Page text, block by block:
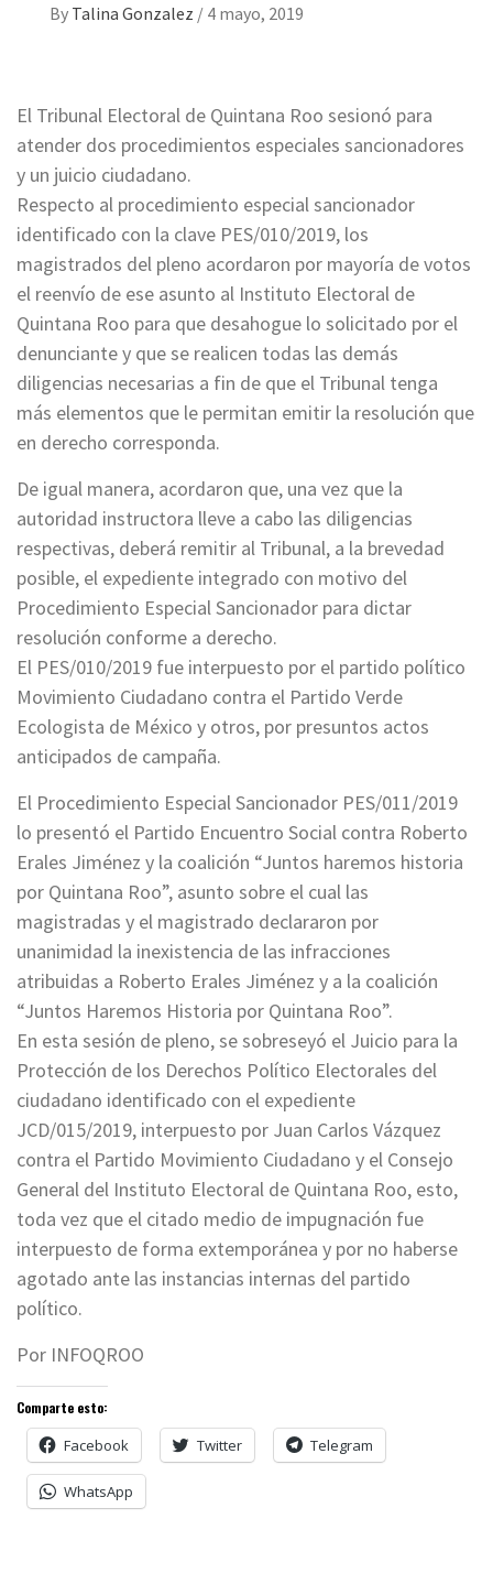
By Talina Gonzalez / 4 mayo, 2019
El Tribunal Electoral de Quintana Roo sesionó para
atender dos procedimientos especiales sancionadores
y un juicio ciudadano.
Respecto al procedimiento especial sancionador
identificado con la clave PES/010/2019, los
magistrados del pleno acordaron por mayoría de votos
el reenvío de ese asunto al Instituto Electoral de
Quintana Roo para que desahogue lo solicitado por el
denunciante y que se realicen todas las demás
diligencias necesarias a fin de que el Tribunal tenga
más elementos que le permitan emitir la resolución que
en derecho corresponda.
De igual manera, acordaron que, una vez que la
autoridad instructora lleve a cabo las diligencias
respectivas, deberá remitir al Tribunal, a la brevedad
posible, el expediente integrado con motivo del
Procedimiento Especial Sancionador para dictar
resolución conforme a derecho.
El PES/010/2019 fue interpuesto por el partido político
Movimiento Ciudadano contra el Partido Verde
Ecologista de México y otros, por presuntos actos
anticipados de campaña.
El Procedimiento Especial Sancionador PES/011/2019
lo presentó el Partido Encuentro Social contra Roberto
Erales Jiménez y la coalición “Juntos haremos historia
por Quintana Roo”, asunto sobre el cual las
magistradas y el magistrado declararon por
unanimidad la inexistencia de las infracciones
atribuidas a Roberto Erales Jiménez y a la coalición
“Juntos Haremos Historia por Quintana Roo”.
En esta sesión de pleno, se sobreseyó el Juicio para la
Protección de los Derechos Político Electorales del
ciudadano identificado con el expediente
JCD/015/2019, interpuesto por Juan Carlos Vázquez
contra el Partido Movimiento Ciudadano y el Consejo
General del Instituto Electoral de Quintana Roo, esto,
toda vez que el citado medio de impugnación fue
interpuesto de forma extemporánea y por no haberse
agotado ante las instancias internas del partido
político.
Por INFOQROO
Comparte esto:
Facebook Twitter Telegram
WhatsApp